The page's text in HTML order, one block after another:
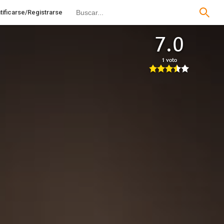
Registrarse
7.0
1 voto